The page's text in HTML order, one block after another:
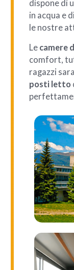
dispone di
in acqua e di
le nostre
Le camere
comfort,
ragazzi
posti letto